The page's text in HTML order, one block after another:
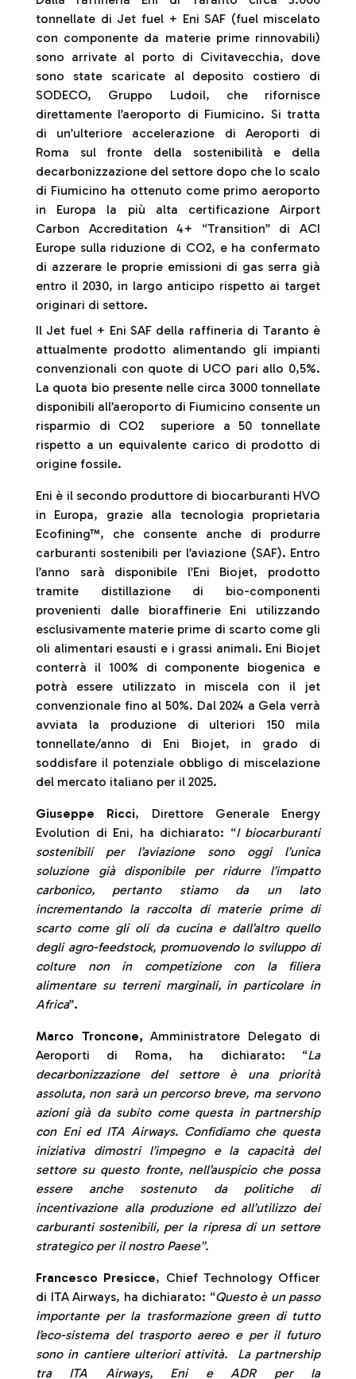
tonnellate di Jet fuel + Eni SAF (fuel miscelato
con componente da materie prime rinnovabili)
sono arrivate al porto di Civitavecchia, dove
sono state scaricate al deposito costiero di
SODECO, Gruppo Ludoil, che rifornisce
direttamente l’aeroporto di Fiumicino. Si tratta
di un’ulteriore accelerazione di Aeroporti di
Roma sul fronte della sostenibilità e della
decarbonizzazione del settore dopo che lo scalo
di Fiumicino ha ottenuto come primo aeroporto
in Europa la più alta certificazione Airport
Carbon Accreditation 4+ “Transition” di ACI
Europe sulla riduzione di CO2, e ha confermato
di azzerare le proprie emissioni di gas serra già
entro il 2030, in largo anticipo rispetto ai target
originari di settore.
Il Jet fuel + Eni SAF della raffineria di Taranto è
attualmente prodotto alimentando gli impianti
convenzionali con quote di UCO pari allo 0,5%.
La quota bio presente nelle circa 3000 tonnellate
disponibili all’aeroporto di Fiumicino consente un
risparmio di CO2 superiore a 50 tonnellate
rispetto a un equivalente carico di prodotto di
origine fossile.
Eni è il secondo produttore di biocarburanti HVO
in Europa, grazie alla tecnologia proprietaria
Ecofining™, che consente anche di produrre
carburanti sostenibili per l’aviazione (SAF). Entro
l’anno sarà disponibile l’Eni Biojet, prodotto
tramite distillazione di bio-componenti
provenienti dalle bioraffinerie Eni utilizzando
esclusivamente materie prime di scarto come gli
oli alimentari esausti e i grassi animali. Eni Biojet
conterrà il 100% di componente biogenica e
potrà essere utilizzato in miscela con il jet
convenzionale fino al 50%. Dal 2024 a Gela verrà
avviata la produzione di ulteriori 150 mila
tonnellate/anno di Eni Biojet, in grado di
soddisfare il potenziale obbligo di miscelazione
del mercato italiano per il 2025.
Giuseppe Ricci, Direttore Generale Energy
Evolution di Eni, ha dichiarato: “I biocarburanti
sostenibili per l’aviazione sono oggi l’unica
soluzione già disponibile per ridurre l’impatto
carbonico, pertanto stiamo da un lato
incrementando la raccolta di materie prime di
scarto come gli oli da cucina e dall’altro quello
degli agro-feedstock, promuovendo lo sviluppo di
colture non in competizione con la filiera
alimentare su terreni marginali, in particolare in
Africa”.
Marco Troncone, Amministratore Delegato di
Aeroporti di Roma, ha dichiarato: “La
decarbonizzazione del settore è una priorità
assoluta, non sarà un percorso breve, ma servono
azioni già da subito come questa in partnership
con Eni ed ITA Airways. Confidiamo che questa
iniziativa dimostri l’impegno e la capacità del
settore su questo fronte, nell’auspicio che possa
essere anche sostenuto da politiche di
incentivazione alla produzione ed all’utilizzo dei
carburanti sostenibili, per la ripresa di un settore
strategico per il nostro Paese”.
Francesco Presicce, Chief Technology Officer
di ITA Airways, ha dichiarato: “Questo è un passo
importante per la trasformazione green di tutto
l’eco-sistema del trasporto aereo e per il futuro
sono in cantiere ulteriori attività. La partnership
tra ITA Airways, Eni e ADR per la